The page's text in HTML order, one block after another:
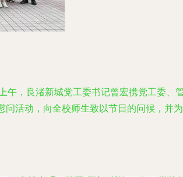
，良渚新城党工委书记曾宏携党工委、
活动，向全校师生致以节日的问候，并